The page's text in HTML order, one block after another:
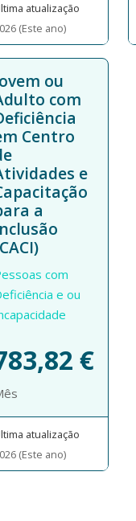
atualização
(Este ano)
ou
com
Centro
e
a
com
e ou
€
atualização
(Este ano)